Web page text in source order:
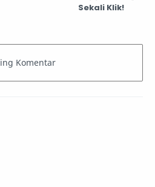
Sekali Klik!